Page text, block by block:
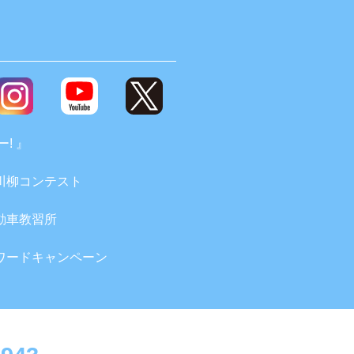
! 』
柳コンテスト
車教習所
ードキャンペーン